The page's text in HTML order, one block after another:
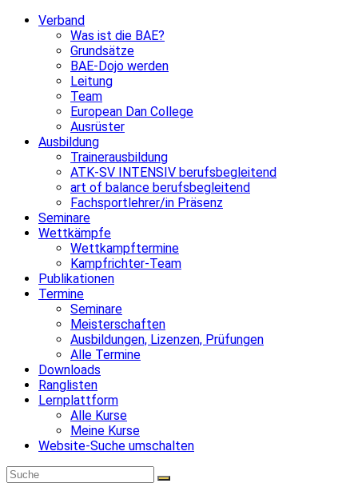
Verband
Was ist die BAE?
Grundsätze
BAE-Dojo werden
Leitung
Team
European Dan College
Ausrüster
Ausbildung
Trainerausbildung
ATK-SV INTENSIV berufsbegleitend
art of balance berufsbegleitend
Fachsportlehrer/in Präsenz
Seminare
Wettkämpfe
Wettkampftermine
Kampfrichter-Team
Publikationen
Termine
Seminare
Meisterschaften
Ausbildungen, Lizenzen, Prüfungen
Alle Termine
Downloads
Ranglisten
Lernplattform
Alle Kurse
Meine Kurse
Website-Suche umschalten